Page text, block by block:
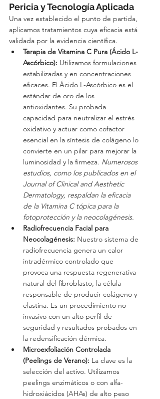
Pericia y Tecnología Aplicada
Una vez establecido el punto de partida,
aplicamos tratamientos cuya eficacia está
validada por la evidencia científica.
Terapia de Vitamina C Pura (Ácido L-
Ascórbico): Utilizamos formulaciones
estabilizadas y en concentraciones
eficaces. El Ácido L-Ascórbico es el
estándar de oro de los
antioxidantes. Su probada
capacidad para neutralizar el estrés
oxidativo y actuar como cofactor
esencial en la síntesis de colágeno lo
convierte en un pilar para mejorar la
luminosidad y la firmeza. Numerosos
estudios, como los publicados en el
Journal of Clinical and Aesthetic
Dermatology, respaldan la eficacia
de la Vitamina C tópica para la
fotoprotección y la neocolagénesis.
Radiofrecuencia Facial para
Neocolagénesis: Nuestro sistema de
radiofrecuencia genera un calor
intradérmico controlado que
provoca una respuesta regenerativa
natural del fibroblasto, la célula
responsable de producir colágeno y
elastina. Es un procedimiento no
invasivo con un alto perfil de
seguridad y resultados probados en
la redensificación dérmica.
Microexfoliación Controlada
(Peelings de Verano): La clave es la
selección del activo. Utilizamos
peelings enzimáticos o con alfa-
hidroxiácidos (AHAs) de alto peso